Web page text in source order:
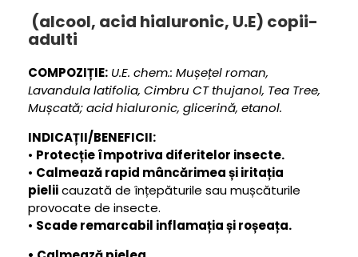
(alcool, acid hialuronic, U.E) copii-
adulti
COMPOZIȚIE: U.E. chem.: Mușețel roman,
Lavandula latifolia, Cimbru CT thujanol, Tea Tree,
Mușcată; acid hialuronic, glicerină, etanol.
INDICAȚII/BENEFICII:
• Protecție împotriva diferitelor insecte.
• Calmează rapid mâncărimea și iritația
pieliicauzată de înțepăturile sau mușcăturile
provocate de insecte.
• Scade remarcabil inflamația și roșeața.